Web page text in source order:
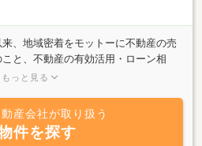
、地域密着をモットーに不動産の売
と、不動産の有効活用・ローン相
等の建築相談業務・アフター相談
知したプロフェッショナルとして、
提供させていただくとともに、満足
の多大な信頼を得ることを目標と
もっと見る
産会社が取り扱う
件を探す